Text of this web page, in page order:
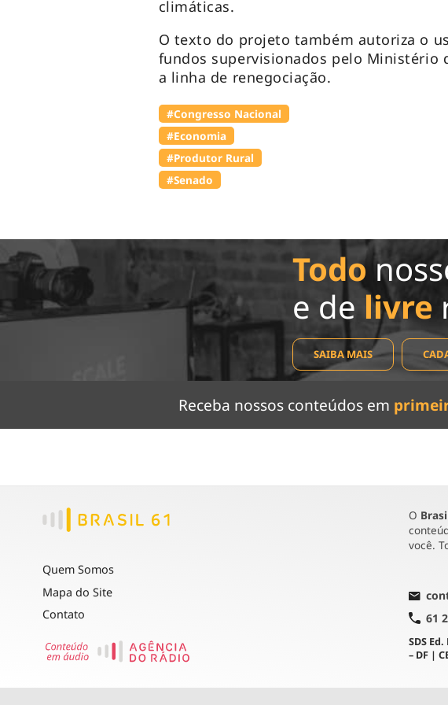
climáticas.
O texto do projeto também autoriza o
fundos supervisionados pelo Ministério
a linha de renegociação.
#Congresso Nacional
#Economia
#Produtor Rural
#Senado
Todo
e de livre
SAIBA MAIS
Receba nossos conteúdos em
Quem Somos
Mapa do Site
Contato
O
você.
61
SDS
– DF |